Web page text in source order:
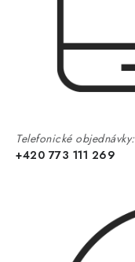
Telefonické objednávky:
+420 773 111 269